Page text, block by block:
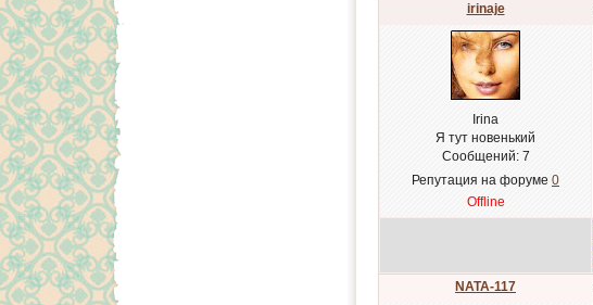
irinaje
Irina
Я тут новенький
Сообщений: 7
Репутация на форуме 0
Offline
NATA-117